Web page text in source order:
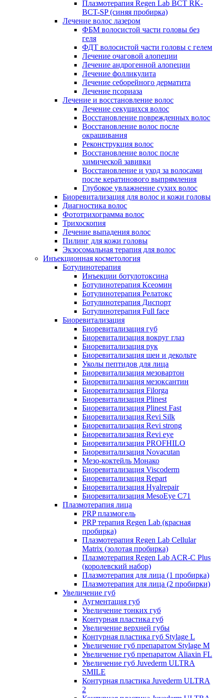
Плазмотерапия Regen Lab BCT RK-
BCT-SP (синяя пробирка)
Лечение волос лазером
ФБМ волосистой части головы без
геля
ФДТ волосистой части головы с гелем
Лечение очаговой алопеции
Лечение андрогенной алопеции
Лечение фолликулита
Лечение себорейного дерматита
Лечение псориаза
Лечение и восстановление волос
Лечение секущихся волос
Восстановление поврежденных волос
Восстановление волос после
окрашивания
Реконструкция волос
Восстановление волос после
химической завивки
Восстановление и уход за волосами
после кератинового выпрямления
Глубокое увлажнение сухих волос
Биоревитализация для волос и кожи головы
Диагностика волос
Фототрихограмма волос
Трихоскопия
Лечение выпадения волос
Пилинг для кожи головы
Экзосомальная терапия для волос
Инъекционная косметология
Ботулинотерапия
Инъекции ботулотоксина
Ботулинотерапия Ксеомин
Ботулинотерапия Релатокс
Ботулинотерапия Диспорт
Ботулинотерапия Full face
Биоревитализация
Биоревитализация губ
Биоревитализация вокруг глаз
Биоревитализация рук
Биоревитализация шеи и декольте
Уколы пептидов для лица
Биоревитализация мезовартон
Биоревитализация мезоксантин
Биоревитализация Filorga
Биоревитализация Plinest
Биоревитализация Plinest Fast
Биоревитализация Revi Silk
Биоревитализация Revi strong
Биоревитализация Revi eye
Биоревитализация PROFHILO
Биоревитализация Novacutan
Мезо-коктейль Монако
Биоревитализация Viscoderm
Биоревитализация Repart
Биоревитализация Hyalrepair
Биоревитализация MesoEye C71
Плазмотерапия лица
PRP плазмогель
PRP терапия Regen Lab (красная
пробирка)
Плазмотерапия Regen Lab Cellular
Matrix (золотая пробирка)
Плазмотерапия Regen Lab ACR-C Plus
(королевский набор)
Плазмотерапия для лица (1 пробирка)
Плазмотерапия для лица (2 пробирки)
Увеличение губ
Аугментация губ
Увеличение тонких губ
Контурная пластика губ
Увеличение верхней губы
Контурная пластика губ Stylage L
Увеличение губ препаратом Stylage M
Увеличение губ препаратом Aliaxin FL
Увеличение губ Juvederm ULTRA
SMILE
Контурная пластика Juvederm ULTRA
2